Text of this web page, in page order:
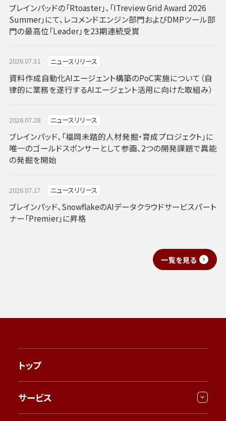
ブレインパッドの「Rtoaster」、「ITreview Grid Award 2026
Summer」にて、レコメンドエンジン部門およびDMPツール部
門の最高位「Leader」を23期連続受賞
2026.07.31 ニュースリリース
資料作成自動化AIエージェント構築のPoC実施について（自
律的に業務を遂行するAIエージェント活用に向けた取組み）
2026.07.28 ニュースリリース
ブレインパッド、「福岡未踏的人材発掘・育成プロジェクト」に
唯一のゴールドスポンサーとして参画、2つの開発課題で異能
の発掘を開始
2026.07.17 ニュースリリース
ブレインパッド、SnowflakeのAIデータクラウドサービスパート
ナー「Premier」に昇格
一覧を見る
トップ
サービス